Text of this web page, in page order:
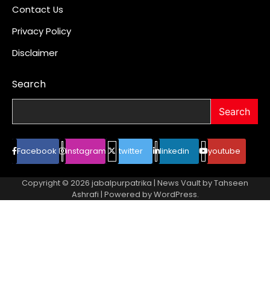
Contact Us
Privacy Policy
Disclaimer
Search
Search
Facebook instagram twitter linkedin youtube
Copyright © 2026 jabalpurpatrika | News Vault byTahseen
Ashrafi | Powered byWordPress.